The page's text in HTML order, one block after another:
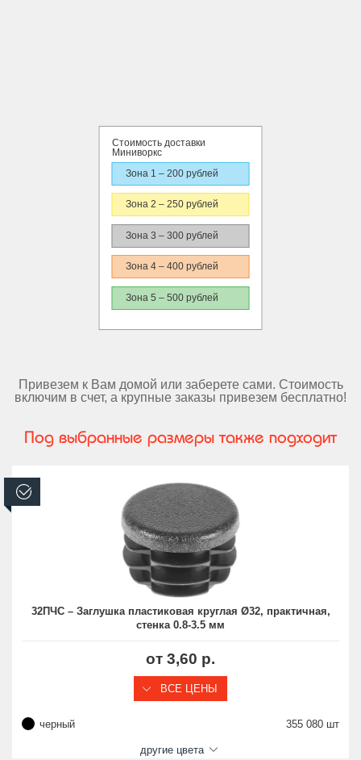
Стоимость доставки
Миниворкс
Зона 1 – 200 рублей
Зона 2 – 250 рублей
Зона 3 – 300 рублей
Зона 4 – 400 рублей
Зона 5 – 500 рублей
Привезем к Вам домой или заберете сами. Стоимость
включим в счет, а крупные заказы привезем бесплатно!
Под выбранные размеры также подходит
32ПЧС – Заглушка пластиковая круглая Ø32, практичная,
стенка 0.8-3.5 мм
от 3,60 р.
ВСЕ ЦЕНЫ
черный 355 080 шт
другие цвета